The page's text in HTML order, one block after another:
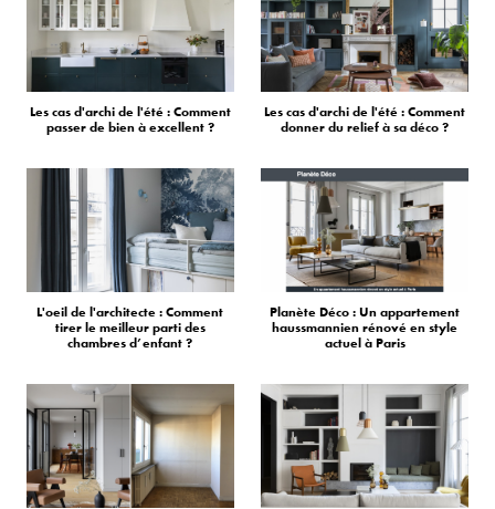
Les cas d'archi de l'été : Comment
passer de bien à excellent ?
Les cas d'archi de l'été : Comment
donner du relief à sa déco ?
L'oeil de l'architecte : Comment
tirer le meilleur parti des
chambres d’enfant ?
Planète Déco : Un appartement
haussmannien rénové en style
actuel à Paris